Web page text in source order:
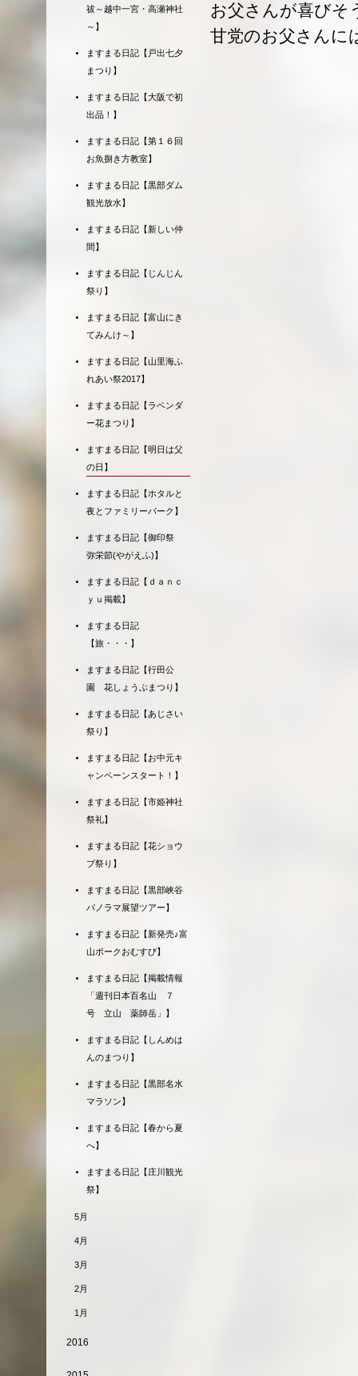
お父さんが喜びそ
甘党のお父さんに
祓～越中一宮・高瀬神社
～】
ますまる日記【戸出七夕
まつり】
ますまる日記【大阪で初
出品！】
ますまる日記【第１６回
お魚捌き方教室】
ますまる日記【黒部ダム
観光放水】
ますまる日記【新しい仲
間】
ますまる日記【じんじん
祭り】
ますまる日記【富山にき
てみんけ～】
ますまる日記【山里海ふ
れあい祭2017】
ますまる日記【ラベンダ
ー花まつり】
ますまる日記【明日は父
の日】
ますまる日記【ホタルと
夜とファミリーパーク】
ますまる日記【御印祭
弥栄節(やがえふ)】
ますまる日記【ｄａｎｃ
ｙｕ掲載】
ますまる日記
【旅・・・】
ますまる日記【行田公
園 花しょうぶまつり】
ますまる日記【あじさい
祭り】
ますまる日記【お中元キ
ャンペーンスタート！】
ますまる日記【市姫神社
祭礼】
ますまる日記【花ショウ
ブ祭り】
ますまる日記【黒部峡谷
パノラマ展望ツアー】
ますまる日記【新発売♪富
山ポークおむすび】
ますまる日記【掲載情報
「週刊日本百名山 ７
号 立山 薬師岳」】
ますまる日記【しんめは
んのまつり】
ますまる日記【黒部名水
マラソン】
ますまる日記【春から夏
へ】
ますまる日記【庄川観光
祭】
5月
4月
3月
2月
1月
2016